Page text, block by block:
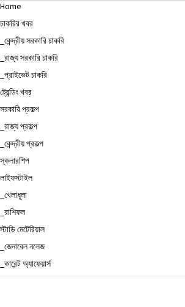
Home
চাকরির খবর
_কেন্দ্রীয় সরকারি চাকরি
_রাজ্য সরকারি চাকরি
_প্রাইভেট চাকরি
ট্রেন্ডিং খবর
সরকারি প্রকল্প
_রাজ্য প্রকল্প
_কেন্দ্রীয় প্রকল্প
স্কলারশিপ
লাইফস্টাইল
_খেলাধূলা
_রাশিফল
স্টাডি মেটেরিয়াল
_জেনারেল নলেজ
_কারেন্ট অ্যাফেয়ার্স